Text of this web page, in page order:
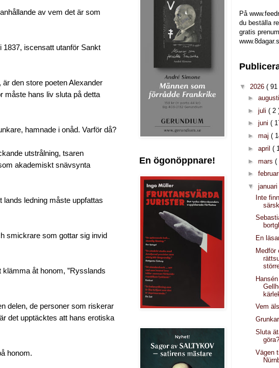
av vem det är som
1837, iscensatt utanför Sankt
den store poeten Alexander
måste hans liv sluta på detta
hamnade i onåd. Varför då?
utstrålning, tsaren
akademiskt snävsynta
ledning måste uppfattas
smickrare som gottar sig invid
åt honom, ”Rysslands
delen, de personer som riskerar
det upptäcktes att hans erotiska
honom.
En ögonöppnare!
På
du beställa
gratis
▼ 2026 ( 91
►
► juli ( 2
► juni (
► maj (
► april (
► mars (
►
▼ januari
Inte
En
Medför
Vem
Sluta
Vägen